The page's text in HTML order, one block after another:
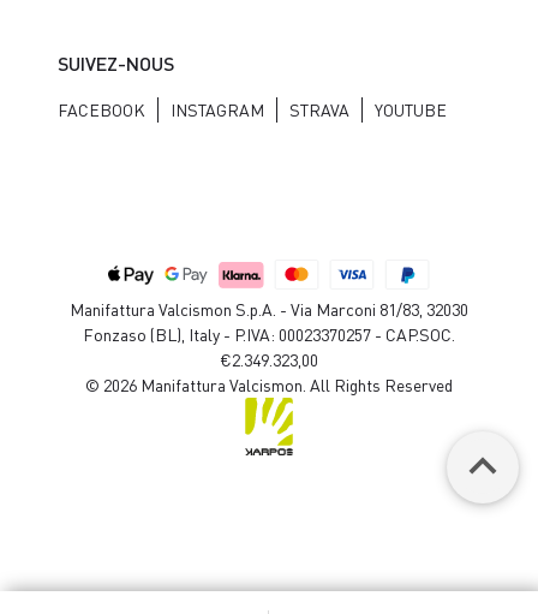
SUIVEZ-NOUS
FACEBOOK INSTAGRAM STRAVA YOUTUBE
Manifattura Valcismon S.p.A. - Via Marconi 81/83, 32030
Fonzaso (BL), Italy - P.IVA: 00023370257 - CAP.SOC.
€2.349.323,00
© 2026 Manifattura Valcismon. All Rights Reserved
keyboard_arrow_up